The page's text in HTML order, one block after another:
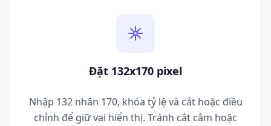
Đặt 132x170 pixel
Nhập 132 nhân 170, khóa tỷ lệ và cắt hoặc điều
chỉnh để giữ vai hiển thị. Tránh cắt cằm hoặc